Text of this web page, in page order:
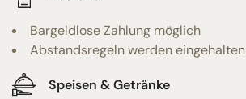
Bargeldlose Zahlung möglich
Abstandsregeln werden eingehalten
Speisen & Getränke